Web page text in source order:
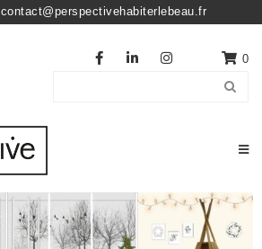
contact@perspectivehabiterlebeau.fr
0